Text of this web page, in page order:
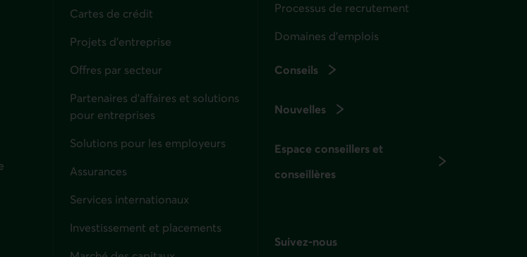
Cartes de crédit
Projets d'entreprise
Offres par secteur
Partenaires d’affaires et solutions
pour entreprises
Solutions pour les employeurs
Assurances
Services internationaux
Investissement et placements
Processus de recrutement
Domaines d’emplois
Conseils
Nouvelles
Espace conseillers et
conseillères
Suivez-nous